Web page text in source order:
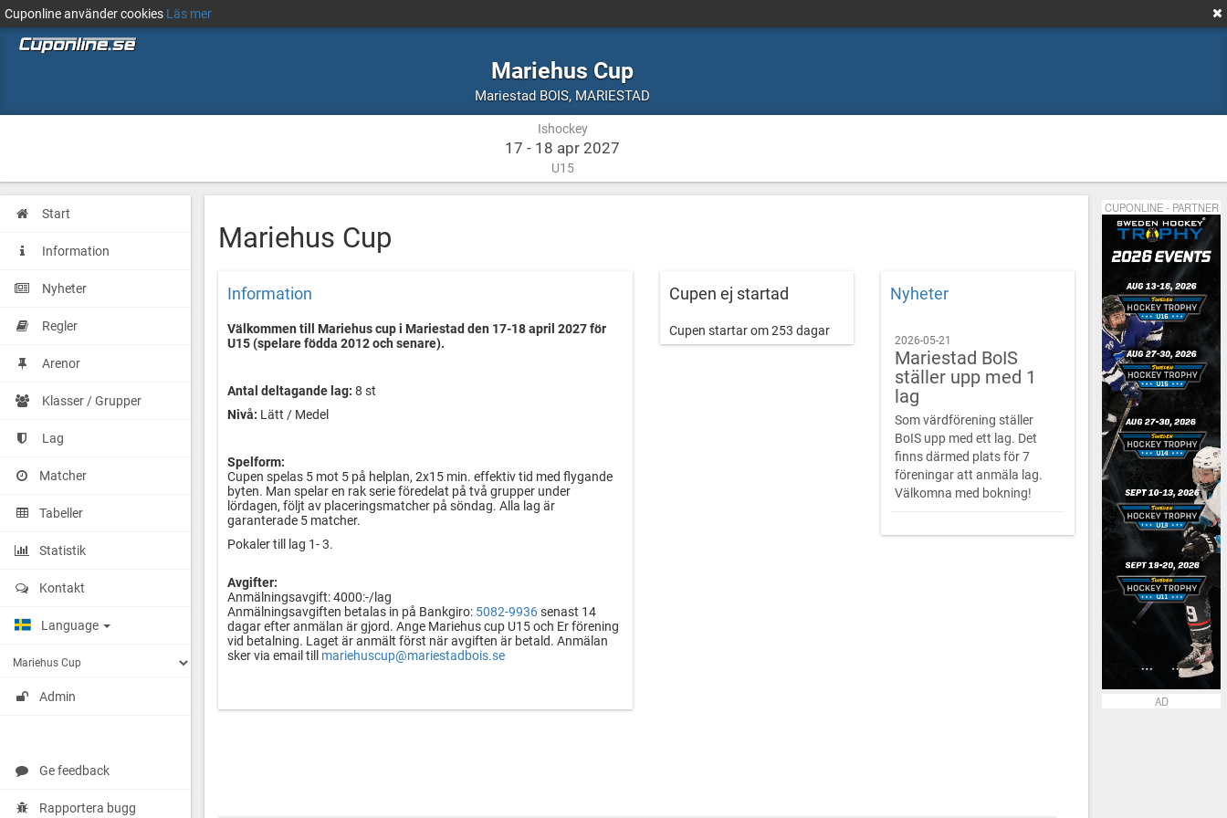
Cuponline använder cookies Läs mer
Mariehus Cup
Mariestad BOIS, Ishockey
MARIESTAD
Ishockey
17 - 18 apr 2027
U15
Start
Information
Nyheter
Regler
Arenor
Klasser / Grupper
Lag
Matcher
Tabeller
Statistik
Kontakt
Language
Admin
Ge feedback
Rapportera bugg
Mariehus Cup
Information
Välkommen till Mariehus cup i Mariestad den 17-18 april 2027 för
U15 (spelare födda 2012 och senare).
Antal deltagande lag: 8 st
Nivå: Lätt / Medel
Spelform:
Cupen spelas 5 mot 5 på helplan, 2x15 min. effektiv tid med flygande
byten. Man spelar en rak serie föredelat på två grupper under
lördagen, följt av placeringsmatcher på söndag. Alla lag är
garanterade 5 matcher.
Pokaler till lag 1- 3.
Avgifter:
Anmälningsavgift: 4000:-/lag
Anmälningsavgiften betalas in på Bankgiro: 5082-9936senast 14
dagar efter anmälan är gjord. Ange Mariehus cup U15 och Er förening
vid betalning. Laget är anmält först när avgiften är betald. Anmälan
sker via email till mariehuscup@mariestadbois.se
975:-/spelare. Vid 17 anmälda spelare ingår 3 ledare. Vid färre spelare
Cupen ej startad
Cupen startar om 253 dagar
Nyheter
2026-05-21
Mariestad BoIS
ställer upp med 1
lag
Som värdförening ställer
BoIS upp med ett lag. Det
finns därmed plats för 7
föreningar att anmäla lag.
Välkomna med bokning!
CUPONLINE - PARTNER
AD